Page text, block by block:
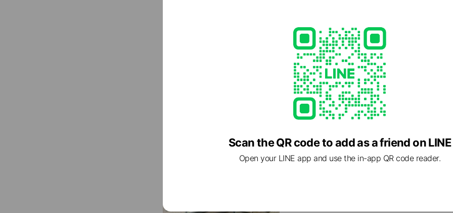
LDKリフォーム
LDKプラン
Scan the QR code to add as a friend on LINE
Open your LINE app and use the in-app QR code reader.